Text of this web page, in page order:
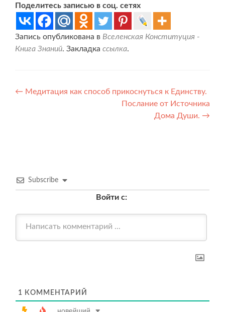
Поделитесь записью в соц. сетях
Запись опубликована в Вселенская Конституция -
Книга Знаний. Закладка ссылка.
Навигация
← Медитация как способ прикоснуться к Единству.
Послание от Источника
Дома Души. →
Subscribe
Войти с:
1 КОММЕНТАРИЙ
новейший